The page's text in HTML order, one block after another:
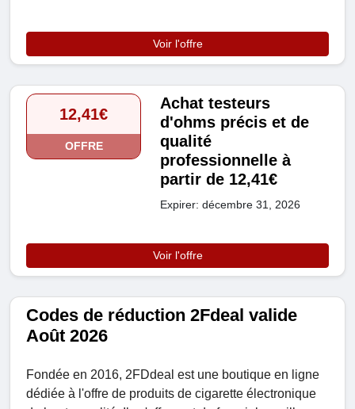
Voir l'offre
12,41€
OFFRE
Achat testeurs
d'ohms précis et de
qualité
professionnelle à
partir de 12,41€
Expirer: décembre 31, 2026
Voir l'offre
Codes de réduction 2Fdeal valide
Août 2026
Fondée en 2016, 2FDdeal est une boutique en ligne
dédiée à l'offre de produits de cigarette électronique